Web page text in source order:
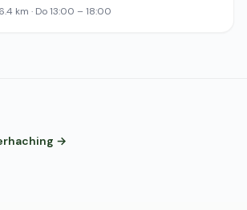
km · Do 13:00 – 18:00
→